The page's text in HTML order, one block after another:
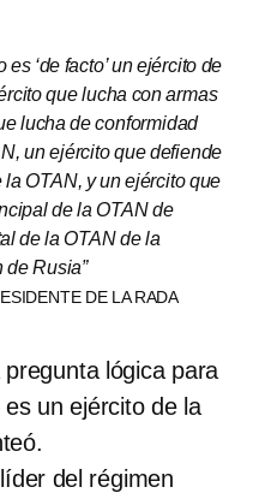
‘de facto’ un ejército de
que lucha con armas
lucha de conformidad
un ejército que defiende
OTAN, y un ejército que
de la OTAN de
de la OTAN de la
Rusia”
DE LA RADA
lógica para
un ejército de la
del régimen